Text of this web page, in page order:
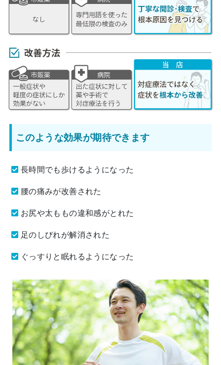
このような効果が期待できます
長時間でも歩けるようになった
腰の痛みが改善された
お尻や太ももの違和感がとれた
足のしびれが解消された
ぐっすりと眠れるようになった